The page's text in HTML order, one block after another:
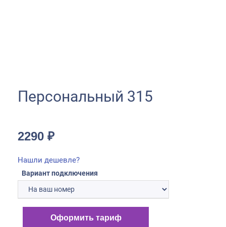
Персональный 315
2290 ₽
Нашли дешевле?
Вариант подключения
Оформить тариф